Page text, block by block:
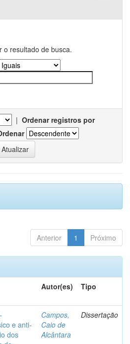
o resultado de busca.
| Ordenar registros por
Anterior 1 Próximo
Autor(es) Tipo
e anti-
dos
Campos,
Caio de
Alcântara
Dissertação